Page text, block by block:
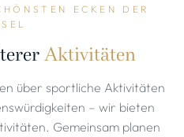
ECKEN DER
Aktivitäten
über sportliche Aktivitäten
– wir bieten
Gemeinsam planen